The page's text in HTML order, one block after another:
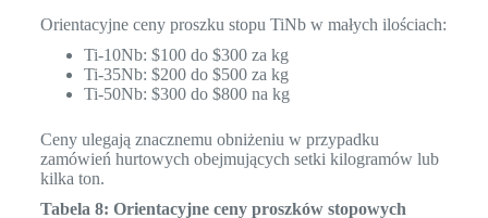
Orientacyjne ceny proszku stopu TiNb w małych ilościach:
Ti-10Nb: $100 do $300 za kg
Ti-35Nb: $200 do $500 za kg
Ti-50Nb: $300 do $800 na kg
Ceny ulegają znacznemu obniżeniu w przypadku
zamówień hurtowych obejmujących setki kilogramów lub
kilka ton.
Tabela 8: Orientacyjne ceny proszków stopowych